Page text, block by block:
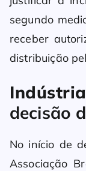
segundo
receber
distribuição
decisão
No início de
Associação